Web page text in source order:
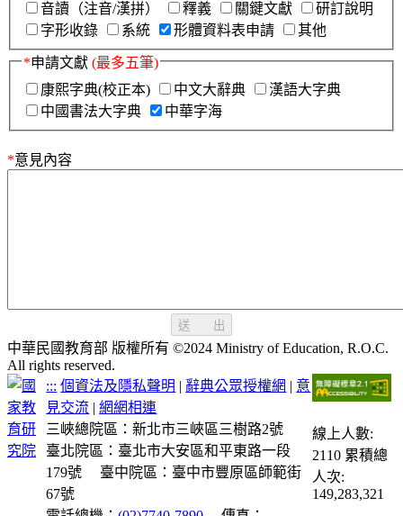
音讀（注音/漢拼）
釋義 關鍵文獻
研訂說明
字形收錄
系統 形體資料表申請 其他
*申請文獻 (最多五筆)
康熙字典(校正本)
中文大辭典
漢語大字典
中國書法大字典
中華字海
*意見內容
送 出
中華民國教育部 版權所有 ©2024 Ministry of Education, R.O.C.
All rights reserved.
::: 個資法及隱私聲明 | 辭典公眾授權網 | 意
見交流 |網網相連
三峽總院區：新北市三峽區三樹路2號
臺北院區：臺北市大安區和平東路一段
179號
臺中院區：臺中市豐原區師範街
67號
線上人數:
2110 累積總
人次:
149,283,321